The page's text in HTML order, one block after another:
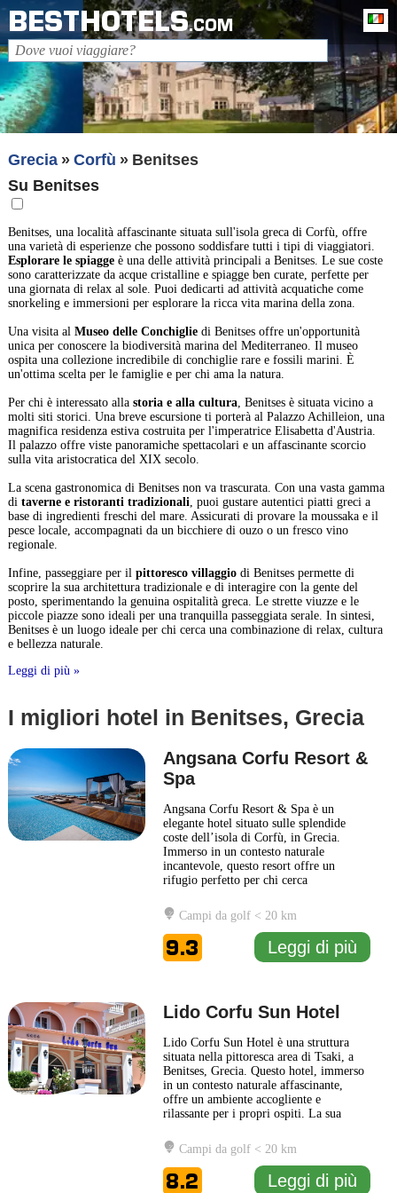
BESTHOTELS.COM
Grecia Corfù
Benitses
Su Benitses
Benitses, una località affascinante situata sull'isola greca di Corfù, offre
una varietà di esperienze che possono soddisfare tutti i tipi di viaggiatori.
Esplorare le spiaggeè una delle attività principali a Benitses. Le sue coste
sono caratterizzate da acque cristalline e spiagge ben curate, perfette per
una giornata di relax al sole. Puoi dedicarti ad attività acquatiche come
snorkeling e immersioni per esplorare la ricca vita marina della zona.
Una visita al Museo delle Conchigliedi Benitses offre un'opportunità
unica per conoscere la biodiversità marina del Mediterraneo. Il museo
ospita una collezione incredibile di conchiglie rare e fossili marini. È
un'ottima scelta per le famiglie e per chi ama la natura.
Per chi è interessato alla storia e alla cultura, Benitses è situata vicino a
molti siti storici. Una breve escursione ti porterà al Palazzo Achilleion, una
magnifica residenza estiva costruita per l'imperatrice Elisabetta d'Austria.
Il palazzo offre viste panoramiche spettacolari e un affascinante scorcio
sulla vita aristocratica del XIX secolo.
La scena gastronomica di Benitses non va trascurata. Con una vasta gamma
di taverne e ristoranti tradizionali, puoi gustare autentici piatti greci a
base di ingredienti freschi del mare. Assicurati di provare la moussaka e il
pesce locale, accompagnati da un bicchiere di ouzo o un fresco vino
regionale.
Infine, passeggiare per il pittoresco villaggiodi Benitses permette di
scoprire la sua architettura tradizionale e di interagire con la gente del
posto, sperimentando la genuina ospitalità greca. Le strette viuzze e le
piccole piazze sono ideali per una tranquilla passeggiata serale. In sintesi,
Benitses è un luogo ideale per chi cerca una combinazione di relax, cultura
e bellezza naturale.
Leggi di più »
I migliori hotel in Benitses, Grecia
Angsana Corfu Resort &
Spa
Angsana Corfu Resort & Spa è un
elegante hotel situato sulle splendide
coste dell’isola di Corfù, in Grecia.
Immerso in un contesto naturale
incantevole, questo resort offre un
rifugio perfetto per chi cerca
ospiti possono godere di camere spaziose
e modernamente arredate, dotate di tutti
i comfort necessari per garantire un
soggiorno piacevole. Il resort offre...
Leggi di più
Campi da golf < 20 km
9.3 Leggi di più
Lido Corfu Sun Hotel
Lido Corfu Sun Hotel è una struttura
situata nella pittoresca area di Tsaki, a
Benitses, Grecia. Questo hotel, immerso
in un contesto naturale affascinante,
offre un ambiente accogliente e
rilassante per i propri ospiti. La sua
di panorami mozzafiato sul Mar Ionio,
rendendo ogni soggiorno un'esperienza
unica. Gli interni dell'hotel sono
caratterizzati da uno
... Leggi di più
Campi da golf < 20 km
8.2 Leggi di più